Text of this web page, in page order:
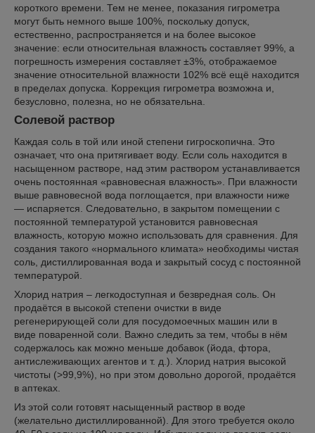
короткого времени. Тем не менее, показания гигрометра
могут быть немного выше 100%, поскольку допуск,
естественно, распространяется и на более высокое
значение: если относительная влажность составляет 99%, а
погрешность измерения составляет ±3%, отображаемое
значение относительной влажности 102% всё ещё находится
в пределах допуска. Коррекция гигрометра возможна и,
безусловно, полезна, но не обязательна.
Солевой раствор
Каждая соль в той или иной степени гигроскопична. Это
означает, что она притягивает воду. Если соль находится в
насыщенном растворе, над этим раствором устанавливается
очень постоянная «равновесная влажность». При влажности
выше равновесной вода поглощается, при влажности ниже
— испаряется. Следовательно, в закрытом помещении с
постоянной температурой установится равновесная
влажность, которую можно использовать для сравнения. Для
создания такого «нормального климата» необходимы чистая
соль, дистиллированная вода и закрытый сосуд с постоянной
температурой.
Хлорид натрия – легкодоступная и безвредная соль. Он
продаётся в высокой степени очистки в виде
регенерирующей соли для посудомоечных машин или в
виде поваренной соли. Важно следить за тем, чтобы в нём
содержалось как можно меньше добавок (йода, фтора,
антислеживающих агентов и т. д.). Хлорид натрия высокой
чистоты (>99,9%), но при этом довольно дорогой, продаётся
в аптеках.
Из этой соли готовят насыщенный раствор в воде
(желательно дистиллированной). Для этого требуется около